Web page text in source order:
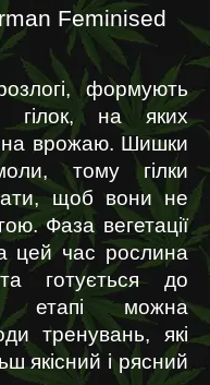
Feminised
формують
гілок, на яких
врожаю. Шишки
тому гілки
щоб вони не
Фаза вегетації
цей час рослина
готується до
етапі можна
тренувань, які
якісний і рясний